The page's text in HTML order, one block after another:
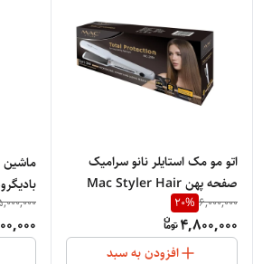
اتو مو مک استایلر نانو سرامیک
صفحه پهن Mac Styler Hair
Straightener MC-2091
6,000,000
20%
4,800,000
افزودن به سبد
8821